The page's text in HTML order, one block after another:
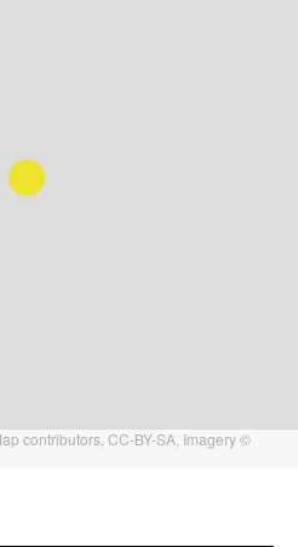
contributors, CC-BY-SA , Imagery ©